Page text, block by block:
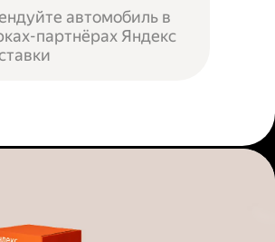
автомобиль в
партнёрах Яндекс